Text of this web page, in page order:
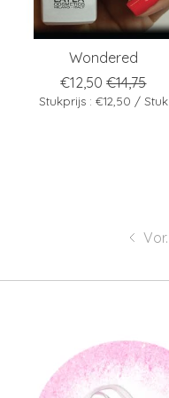
Wondered
€12,50 €14,75
Stukprijs : €12,50 / Stuk
Vor.